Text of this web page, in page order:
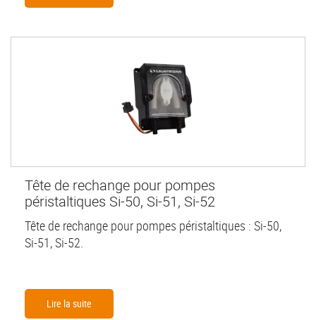
Tête de rechange pour pompes
péristaltiques Si-50, Si-51, Si-52
Tête de rechange pour pompes péristaltiques : Si-50,
Si-51, Si-52.
Lire la suite